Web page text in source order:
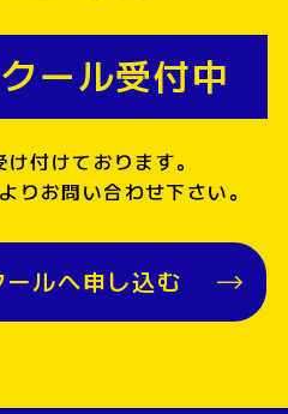
ール受付中
付けております。
りお問い合わせ下さい。
ルへ申し込む